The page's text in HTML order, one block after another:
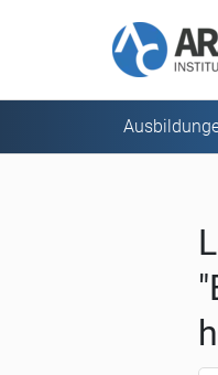
Navigation